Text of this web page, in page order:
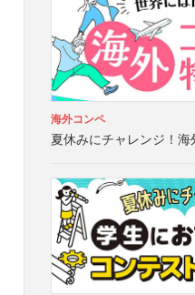
海外コンペ
夏休みにチャレンジ！